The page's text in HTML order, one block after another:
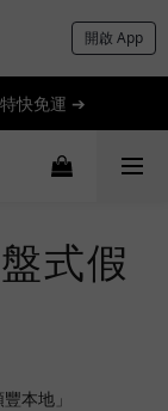
開啟 App
快免運 ➔
快免運 ➔
！➔
式假
本地」